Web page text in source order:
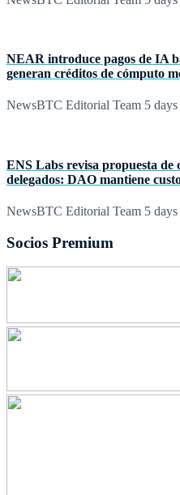
NEAR introduce pagos de IA
generan créditos de cómputo
NewsBTC Editorial Team 5
ENS Labs revisa propuesta de
delegados: DAO mantiene
NewsBTC Editorial Team 5
Socios Premium